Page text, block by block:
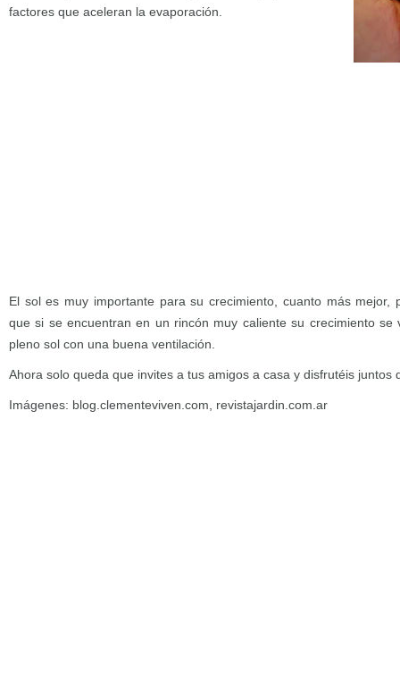
factores que aceleran la evaporación.
El sol es muy importante para su crecimiento, cuanto más mejor,
que si se encuentran en un rincón muy caliente su crecimiento se
pleno sol con una buena ventilación.
Ahora solo queda que invites a tus amigos a casa y disfrutéis juntos
Imágenes: blog.clementeviven.com, revistajardin.com.ar